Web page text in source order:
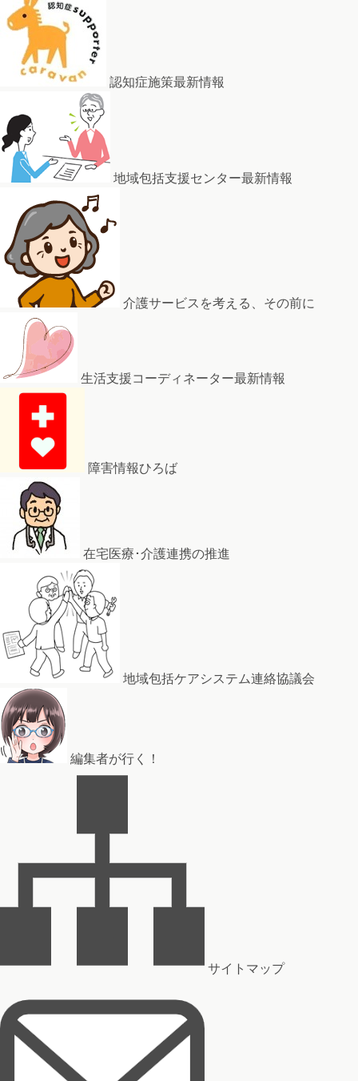
認知症施策最新情報
地域包括支援センター最新情報
介護サービスを考える、その前に
生活支援コーディネーター最新情報
障害情報ひろば
在宅医療･介護連携の推進
地域包括ケアシステム連絡協議会
編集者が行く！
サイトマップ